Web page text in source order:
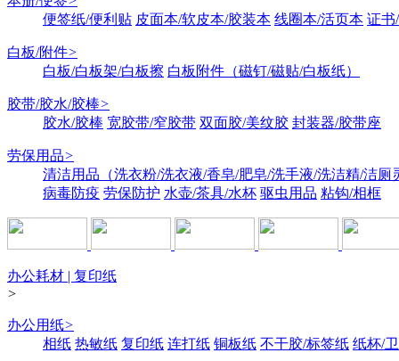
便签纸/便利贴 皮面本/软皮本/胶装本 线圈本/活页本 证书
白板/附件>
白板/白板架/白板擦 白板附件（磁钉/磁贴/白板纸）
胶带/胶水/胶棒>
胶水/胶棒 宽胶带/窄胶带 双面胶/美纹胶 封装器/胶带座
劳保用品>
清洁用品（洗衣粉/洗衣液/香皂/肥皂/洗手液/洗洁精/洁厕
病毒防疫 劳保防护 水壶/茶具/水杯 驱虫用品 粘钩/相框
办公耗材 | 复印纸
>
办公用纸>
相纸 热敏纸 复印纸 连打纸 铜板纸 不干胶/标签纸 纸杯/